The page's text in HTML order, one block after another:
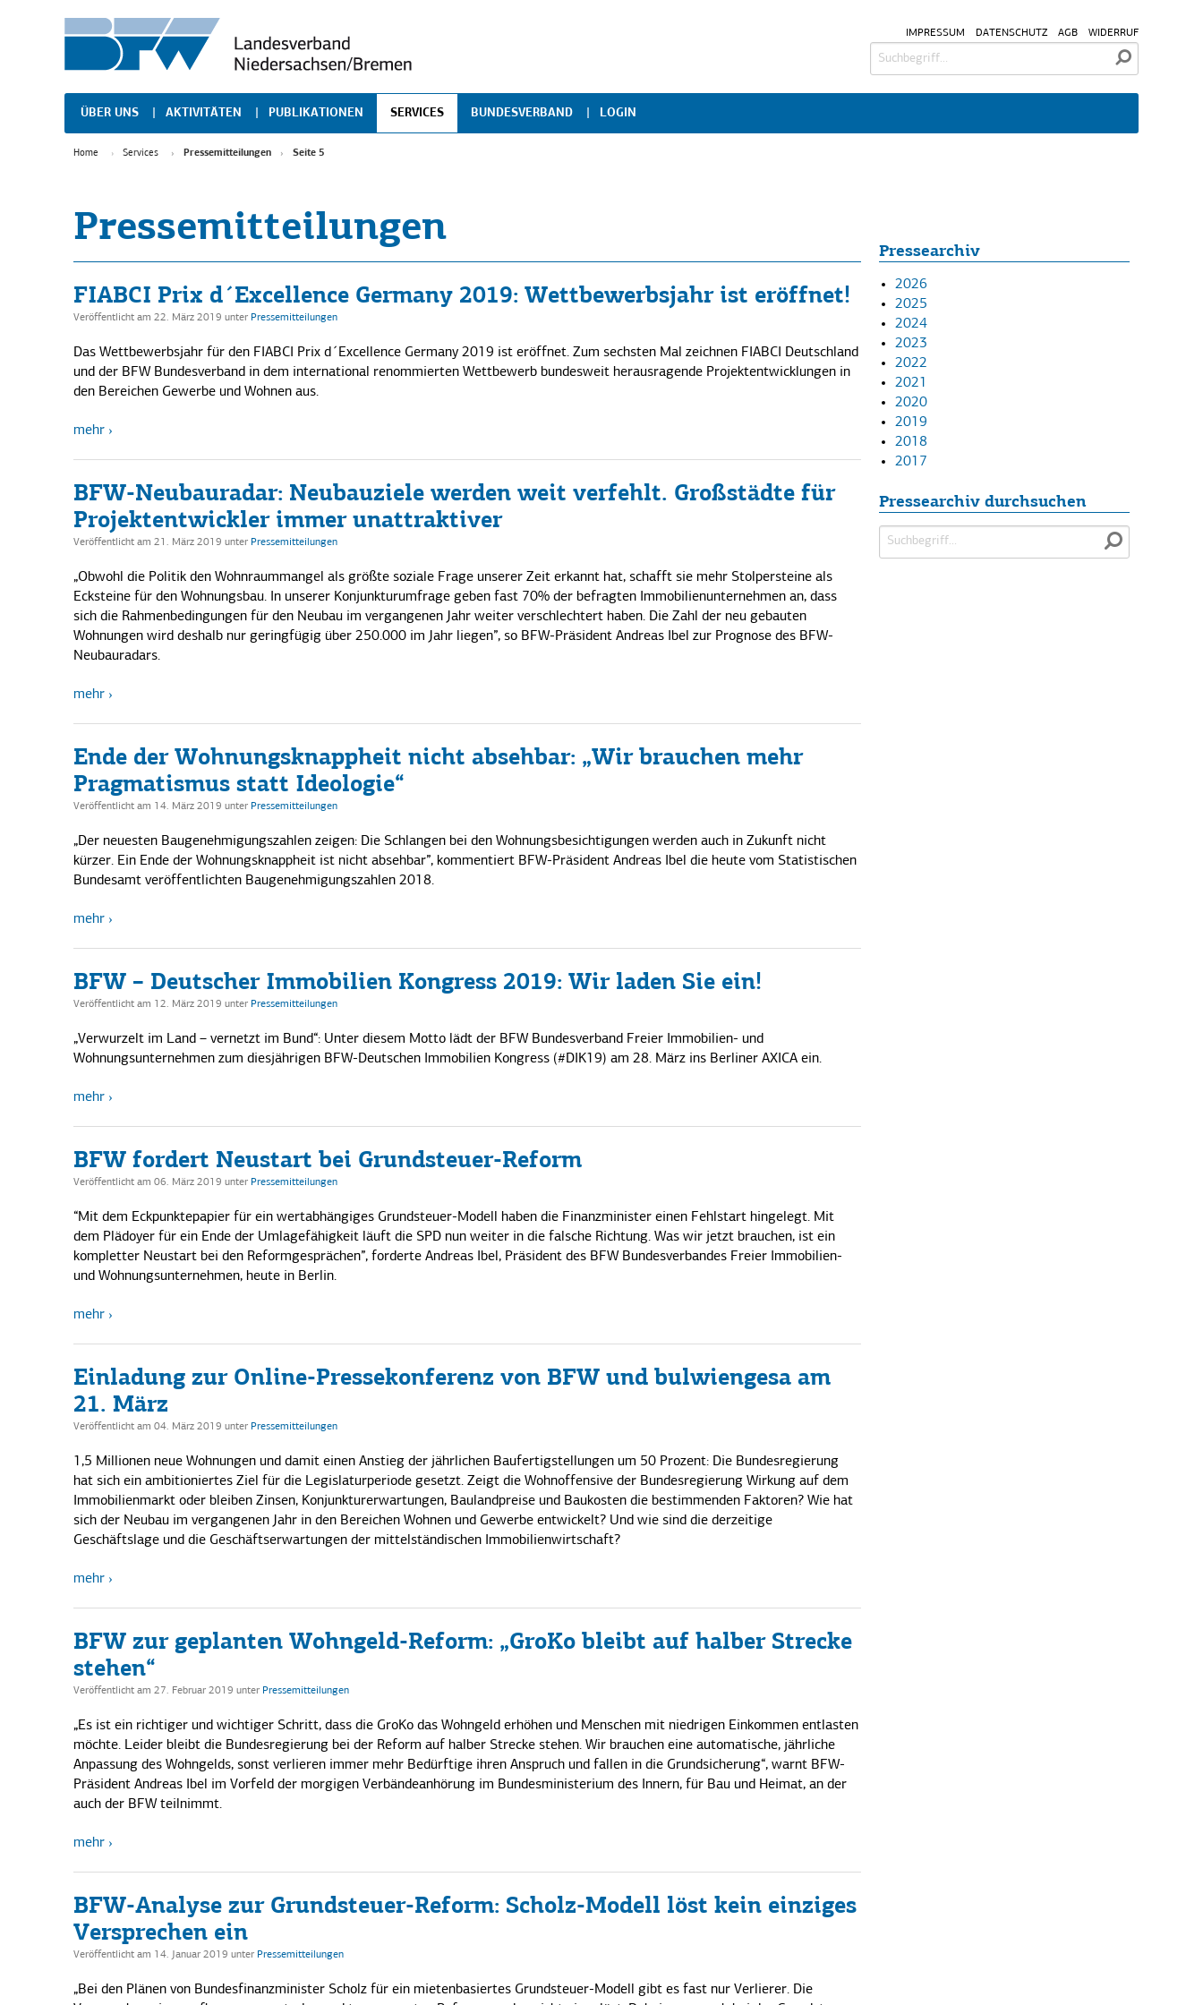
IMPRESSUM DATENSCHUTZ AGB WIDERRUF
ÜBER UNS
Profil
Geschäftsstelle
MitgliedsunternehmenMitgliedsunternehmen
Mitgliederstruktur
Mitglied werden
Kooperationspartner
AKTIVITÄTEN
Aktivitäten
Hannover-Forum
Hannover-Forum 2026
Hannover-Forum 2025
Hannover-Forum 2024
Hannover-Forum 2023
Innovationspreis
Immobiliennacht
Immobiliennacht 2025
Immobiliennacht 2024
Netzwerke
PUBLIKATIONEN
Imagebroschüre
SERVICES
Links
BUNDESVERBAND LOGIN
Home Services Pressemitteilungen Seite 5
Pressemitteilungen
FIABCI Prix d´Excellence Germany 2019: Wettbewerbsjahr ist eröffnet!
Veröffentlicht am 22. März 2019 unter Pressemitteilungen
Das Wettbewerbsjahr für den FIABCI Prix d´Excellence Germany 2019 ist eröffnet. Zum sechsten Mal zeichnen FIABCI Deutschland
und der BFW Bundesverband in dem international renommierten Wettbewerb bundesweit herausragende Projektentwicklungen in
den Bereichen Gewerbe und Wohnen aus.
mehr
BFW-Neubauradar: Neubauziele werden weit verfehlt. Großstädte für
Projektentwickler immer unattraktiver
Veröffentlicht am 21. März 2019 unter Pressemitteilungen
„Obwohl die Politik den Wohnraummangel als größte soziale Frage unserer Zeit erkannt hat, schafft sie mehr Stolpersteine als
Ecksteine für den Wohnungsbau. In unserer Konjunkturumfrage geben fast 70% der befragten Immobilienunternehmen an, dass
sich die Rahmenbedingungen für den Neubau im vergangenen Jahr weiter verschlechtert haben. Die Zahl der neu gebauten
Wohnungen wird deshalb nur geringfügig über 250.000 im Jahr liegen”, so BFW-Präsident Andreas Ibel zur Prognose des BFW-
Neubauradars.
mehr
Ende der Wohnungsknappheit nicht absehbar: „Wir brauchen mehr
Pragmatismus statt Ideologie“
Veröffentlicht am 14. März 2019 unter Pressemitteilungen
„Der neuesten Baugenehmigungszahlen zeigen: Die Schlangen bei den Wohnungsbesichtigungen werden auch in Zukunft nicht
kürzer. Ein Ende der Wohnungsknappheit ist nicht absehbar”, kommentiert BFW-Präsident Andreas Ibel die heute vom Statistischen
Bundesamt veröffentlichten Baugenehmigungszahlen 2018.
mehr
BFW – Deutscher Immobilien Kongress 2019: Wir laden Sie ein!
Veröffentlicht am 12. März 2019 unter Pressemitteilungen
„Verwurzelt im Land – vernetzt im Bund“: Unter diesem Motto lädt der BFW Bundesverband Freier Immobilien- und
Wohnungsunternehmen zum diesjährigen BFW-Deutschen Immobilien Kongress (#DIK19) am 28. März ins Berliner AXICA ein.
mehr
BFW fordert Neustart bei Grundsteuer-Reform
Veröffentlicht am 06. März 2019 unter Pressemitteilungen
“Mit dem Eckpunktepapier für ein wertabhängiges Grundsteuer-Modell haben die Finanzminister einen Fehlstart hingelegt. Mit
dem Plädoyer für ein Ende der Umlagefähigkeit läuft die SPD nun weiter in die falsche Richtung. Was wir jetzt brauchen, ist ein
kompletter Neustart bei den Reformgesprächen”, forderte Andreas Ibel, Präsident des BFW Bundesverbandes Freier Immobilien-
und Wohnungsunternehmen, heute in Berlin.
mehr
Einladung zur Online-Pressekonferenz von BFW und bulwiengesa am
21. März
Veröffentlicht am 04. März 2019 unter Pressemitteilungen
1,5 Millionen neue Wohnungen und damit einen Anstieg der jährlichen Baufertigstellungen um 50 Prozent: Die Bundesregierung
hat sich ein ambitioniertes Ziel für die Legislaturperiode gesetzt. Zeigt die Wohnoffensive der Bundesregierung Wirkung auf dem
Immobilienmarkt oder bleiben Zinsen, Konjunkturerwartungen, Baulandpreise und Baukosten die bestimmenden Faktoren? Wie hat
sich der Neubau im vergangenen Jahr in den Bereichen Wohnen und Gewerbe entwickelt? Und wie sind die derzeitige
Geschäftslage und die Geschäftserwartungen der mittelständischen Immobilienwirtschaft?
mehr
BFW zur geplanten Wohngeld-Reform: „GroKo bleibt auf halber Strecke
stehen“
Veröffentlicht am 27. Februar 2019 unter Pressemitteilungen
„Es ist ein richtiger und wichtiger Schritt, dass die GroKo das Wohngeld erhöhen und Menschen mit niedrigen Einkommen entlasten
möchte. Leider bleibt die Bundesregierung bei der Reform auf halber Strecke stehen. Wir brauchen eine automatische, jährliche
Anpassung des Wohngelds, sonst verlieren immer mehr Bedürftige ihren Anspruch und fallen in die Grundsicherung“, warnt BFW-
Präsident Andreas Ibel im Vorfeld der morgigen Verbändeanhörung im Bundesministerium des Innern, für Bau und Heimat, an der
auch der BFW teilnimmt.
mehr
BFW-Analyse zur Grundsteuer-Reform: Scholz-Modell löst kein einziges
Versprechen ein
Veröffentlicht am 14. Januar 2019 unter Pressemitteilungen
„Bei den Plänen von Bundesfinanzminister Scholz für ein mietenbasiertes Grundsteuer-Modell gibt es fast nur Verlierer. Die
Pressearchiv
2026
2025
2024
2023
2022
2021
2020
2019
2018
2017
Pressearchiv durchsuchen
Suchen